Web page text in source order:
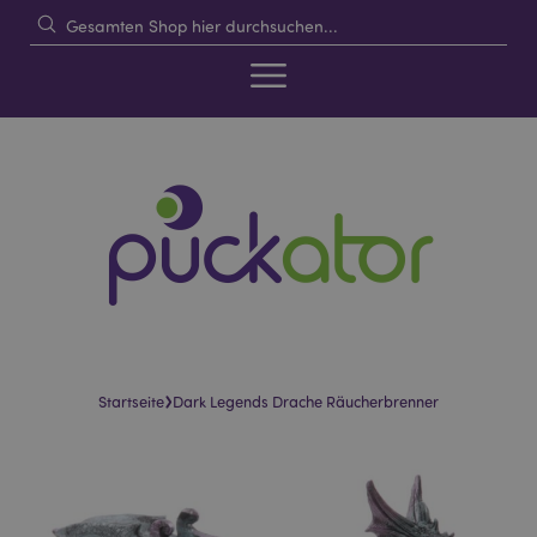
Startseite›Dark Legends Drache Räucherbrenner
beginning